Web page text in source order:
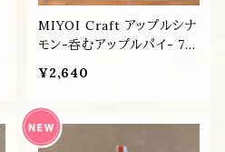
MIYOI Craft アップルシナ
モン-呑むアップルパイ- 72
¥2,640